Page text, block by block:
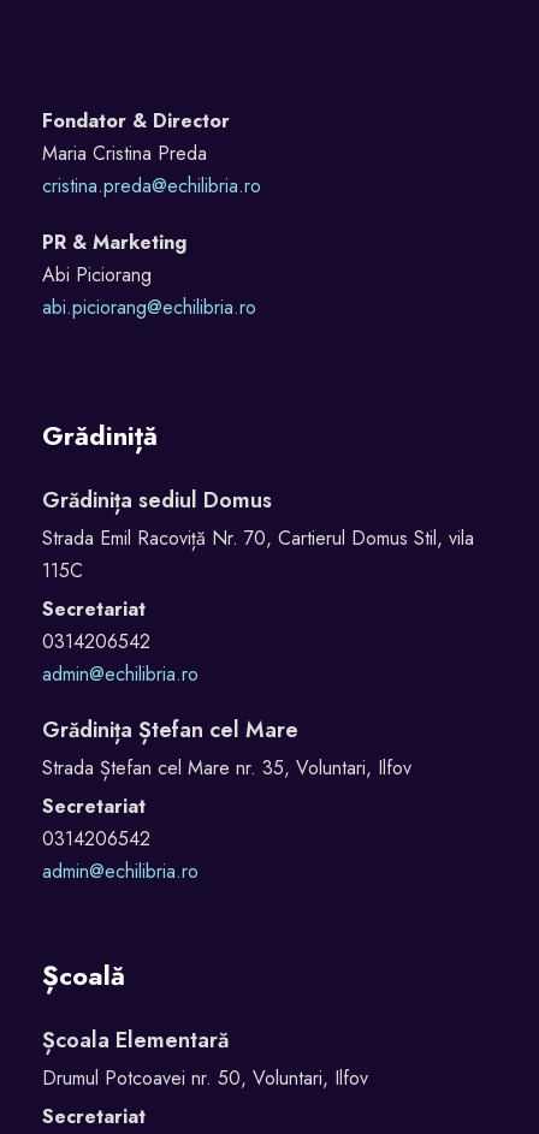
Fondator & Director
Maria Cristina Preda
cristina.preda@echilibria.ro
PR & Marketing
Abi Piciorang
abi.piciorang@echilibria.ro
Grădiniță
Grădinița sediul Domus
Strada Emil Racoviță Nr. 70, Cartierul Domus Stil, vila
115C
Secretariat
0314206542
admin@echilibria.ro
Grădinița Ștefan cel Mare
Strada Ștefan cel Mare nr. 35, Voluntari, Ilfov
Secretariat
0314206542
admin@echilibria.ro
Școală
Școala Elementară
Drumul Potcoavei nr. 50, Voluntari, Ilfov
Secretariat